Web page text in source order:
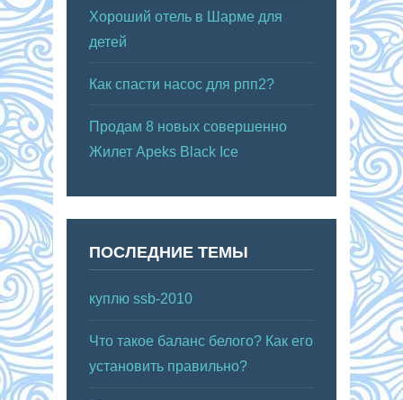
Хороший отель в Шарме для
детей
Как спасти насос для рпп2?
Продам 8 новых совершенно
Жилет Apeks Black Ice
ПОСЛЕДНИЕ ТЕМЫ
куплю ssb-2010
Что такое баланс белого? Как его
установить правильно?